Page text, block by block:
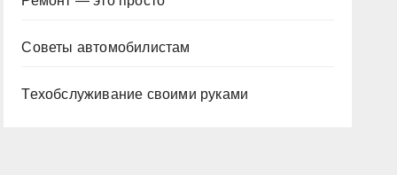
Советы автомобилистам
Техобслуживание своими руками